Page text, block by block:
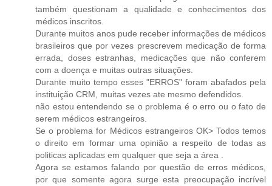
também questionam a qualidade e conhecimentos dos
médicos inscritos.
Durante muitos anos pude receber informações de médicos
brasileiros que por vezes prescrevem medicação de forma
errada, doses estranhas, medicações que não conferem
com a doença e muitas outras situações.
Durante muito tempo esses "ERROS" foram abafados pela
instituição CRM, muitas vezes ate mesmo defendidos.
não estou entendendo se o problema é o erro ou o fato de
serem médicos estrangeiros.
Se o problema for Médicos estrangeiros OK> Todos temos
o direito em formar uma opinião a respeito de todas as
politicas aplicadas em qualquer que seja a área .
Agora se estamos falando por questão de erros médicos,
por que somente agora surge esta preocupação incrível